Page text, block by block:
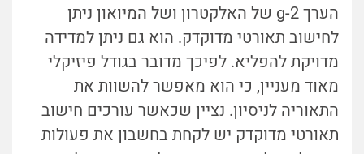
הערך g-2 של האלקטרון ושל המיואון ניתן
לחישוב תאורטי מדוקדק. הוא גם ניתן למדידה
מדויקת להפליא. לפיכך מדובר בגודל פיזיקלי
מאוד מעניין, כי הוא מאפשר להשוות את
התאוריה לניסיון. נציין שכאשר עורכים חישוב
תאורטי מדוקדק יש לקחת בחשבון את פעולות